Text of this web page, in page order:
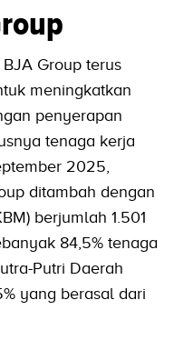
Group terus
meningkatkan
penyerapan
tenaga kerja
2025,
ditambah dengan
berjumlah 1.501
84,5% tenaga
Putri Daerah
yang berasal dari